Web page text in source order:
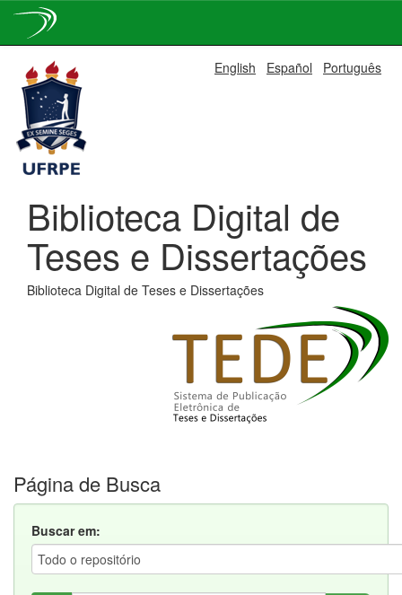
navigation
English Español Português
Biblioteca Digital de
Teses e Dissertações
Biblioteca Digital de Teses e Dissertações
Página de Busca
Buscar em: